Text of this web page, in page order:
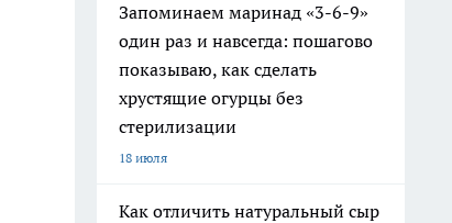
Запоминаем маринад «3-6-9»
один раз и навсегда: пошагово
показываю, как сделать
хрустящие огурцы без
стерилизации
18 июля
Как отличить натуральный сыр